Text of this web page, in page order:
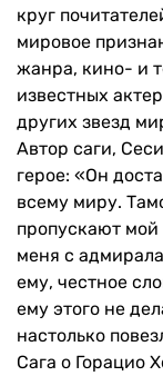
круг
мировое
жанра, кино- и
известных
других звезд
Автор саги,
герое: «Он
всему миру.
пропускают
меня с
ему, честное
ему этого не
настолько
Сага о Горацио